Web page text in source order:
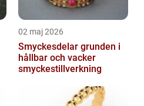
02 maj 2026
Smyckesdelar grunden i
hållbar och vacker
smyckestillverkning